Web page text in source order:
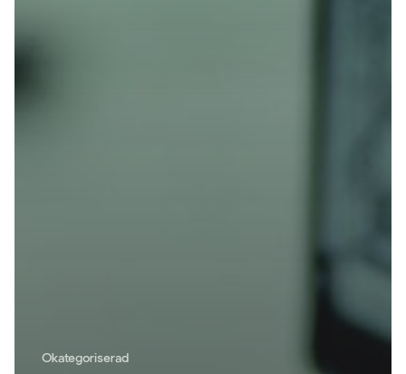
Okategoriserad